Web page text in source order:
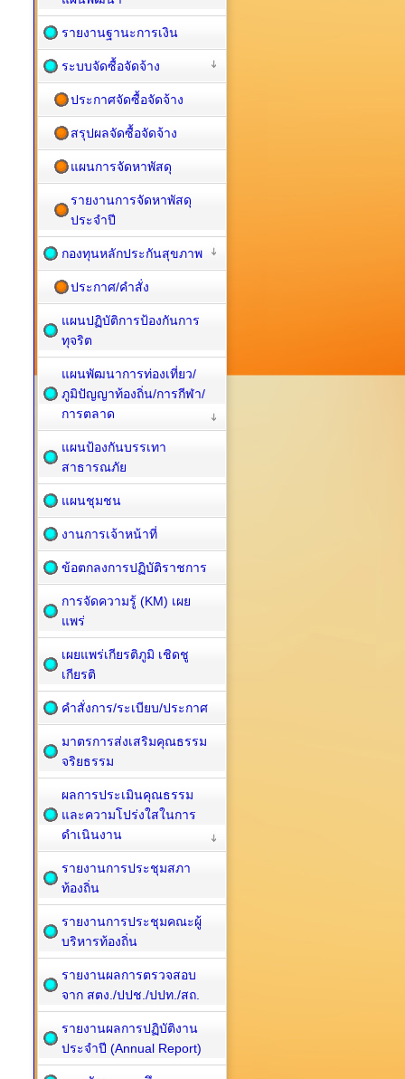
รายงานฐานะการเงิน
ระบบจัดซื้อจัดจ้าง
ประกาศจัดซื้อจัดจ้าง
สรุปผลจัดซื้อจัดจ้าง
แผนการจัดหาพัสดุ
รายงานการจัดหาพัสดุ
ประจำปี
กองทุนหลักประกันสุขภาพ
ประกาศ/คำสั่ง
แผนปฏิบัติการป้องกันการ
ทุจริต
แผนพัฒนาการท่องเที่ยว/
ภูมิปัญญาท้องถิ่น/การกีฬา/
การตลาด
แผนป้องกันบรรเทา
สาธารณภัย
แผนชุมชน
งานการเจ้าหน้าที่
ข้อตกลงการปฏิบัติราชการ
การจัดความรู้ (KM) เผย
แพร่
เผยแพร่เกียรติภูมิ เชิดชู
เกียรติ
คำสั่งการ/ระเบียบ/ประกาศ
มาตรการส่งเสริมคุณธรรม
จริยธรรม
ผลการประเมินคุณธรรม
และความโปร่งใสในการ
ดำเนินงาน
รายงานการประชุมสภา
ท้องถิ่น
รายงานการประชุมคณะผู้
บริหารท้องถิ่น
รายงานผลการตรวจสอบ
จาก สตง./ปปช./ปปท./สถ.
รายงานผลการปฏิบัติงาน
ประจำปี (Annual Report)